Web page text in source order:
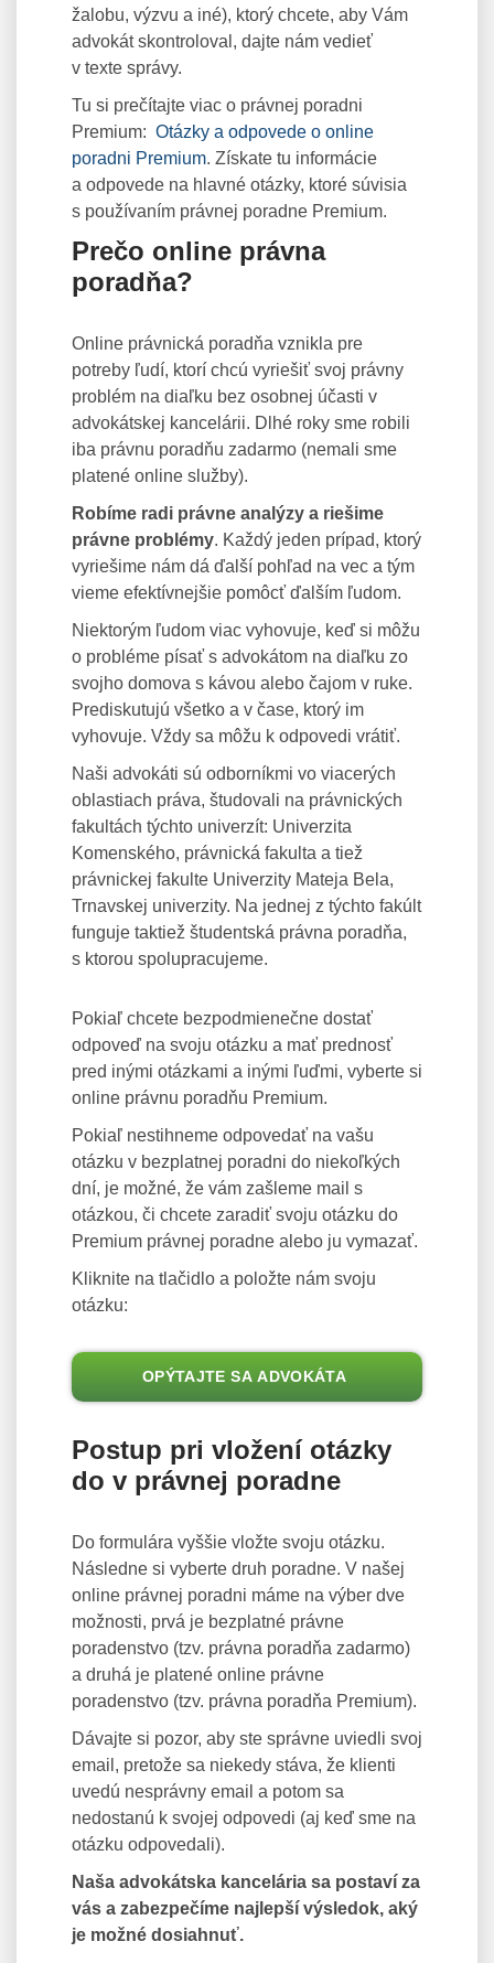
žalobu, výzvu a iné), ktorý chcete, aby Vám
advokát skontroloval, dajte nám vedieť
v texte správy.
Tu si prečítajte viac o právnej poradni
Premium: Otázky a odpovede o online
poradni Premium. Získate tu informácie
a odpovede na hlavné otázky, ktoré súvisia
s používaním právnej poradne Premium.
Prečo online právna
poradňa?
Online právnická poradňa vznikla pre
potreby ľudí, ktorí chcú vyriešiť svoj právny
problém na diaľku bez osobnej účasti v
advokátskej kancelárii. Dlhé roky sme robili
iba právnu poradňu zadarmo (nemali sme
platené online služby).
Robíme radi právne analýzy a riešime
právne problémy. Každý jeden prípad, ktorý
vyriešime nám dá ďalší pohľad na vec a tým
vieme efektívnejšie pomôcť ďalším ľudom.
Niektorým ľudom viac vyhovuje, keď si môžu
o probléme písať s advokátom na diaľku zo
svojho domova s kávou alebo čajom v ruke.
Prediskutujú všetko a v čase, ktorý im
vyhovuje. Vždy sa môžu k odpovedi vrátiť.
Naši advokáti sú odborníkmi vo viacerých
oblastiach práva, študovali na právnických
fakultách týchto univerzít: Univerzita
Komenského, právnická fakulta a tiež
právnickej fakulte Univerzity Mateja Bela,
Trnavskej univerzity. Na jednej z týchto fakúlt
funguje taktiež študentská právna poradňa,
s ktorou spolupracujeme.
Pokiaľ chcete bezpodmienečne dostať
odpoveď na svoju otázku a mať prednosť
pred inými otázkami a inými ľuďmi, vyberte si
online právnu poradňu Premium.
Pokiaľ nestihneme odpovedať na vašu
otázku v bezplatnej poradni do niekoľkých
dní, je možné, že vám zašleme mail s
otázkou, či chcete zaradiť svoju otázku do
Premium právnej poradne alebo ju vymazať.
Kliknite na tlačidlo a položte nám svoju
otázku:
OPÝTAJTE SA ADVOKÁTA
Postup pri vložení otázky
do v právnej poradne
Do formulára vyššie vložte svoju otázku.
Následne si vyberte druh poradne. V našej
online právnej poradni máme na výber dve
možnosti, prvá je bezplatné právne
poradenstvo (tzv. právna poradňa zadarmo)
a druhá je platené online právne
poradenstvo (tzv. právna poradňa Premium).
Dávajte si pozor, aby ste správne uviedli svoj
email, pretože sa niekedy stáva, že klienti
uvedú nesprávny email a potom sa
nedostanú k svojej odpovedi (aj keď sme na
otázku odpovedali).
Naša advokátska kancelária sa postaví za
vás a zabezpečíme najlepší výsledok, aký
je možné dosiahnuť.